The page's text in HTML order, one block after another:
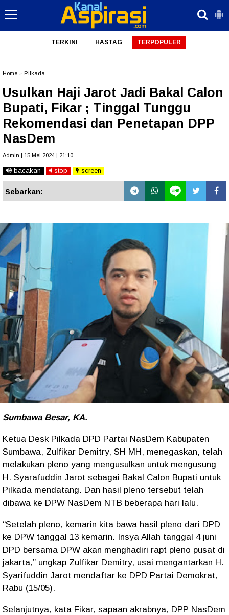
TERKINI HASTAG TERPOPULER
Home Pilkada
Usulkan Haji Jarot Jadi Bakal Calon
Bupati, Fikar ; Tinggal Tunggu
Rekomendasi dan Penetapan DPP
NasDem
Admin | 15 Mei 2024 | 21:10
bacakan stop screen
Sebarkan:
Sumbawa Besar, KA.
Ketua Desk Pilkada DPD Partai NasDem Kabupaten
Sumbawa, Zulfikar Demitry, SH MH, menegaskan, telah
melakukan pleno yang mengusulkan untuk mengusung
H. Syarafuddin Jarot sebagai Bakal Calon Bupati untuk
Pilkada mendatang. Dan hasil pleno tersebut telah
dibawa ke DPW NasDem NTB beberapa hari lalu.
“Setelah pleno, kemarin kita bawa hasil pleno dari DPD
ke DPW tanggal 13 kemarin. Insya Allah tanggal 4 juni
DPD bersama DPW akan menghadiri rapt pleno pusat di
jakarta,” ungkap Zulfikar Demitry, usai mengantarkan H.
Syarifuddin Jarot mendaftar ke DPD Partai Demokrat,
Rabu (15/05).
Selanjutnya, kata Fikar, sapaan akrabnya, DPP NasDem